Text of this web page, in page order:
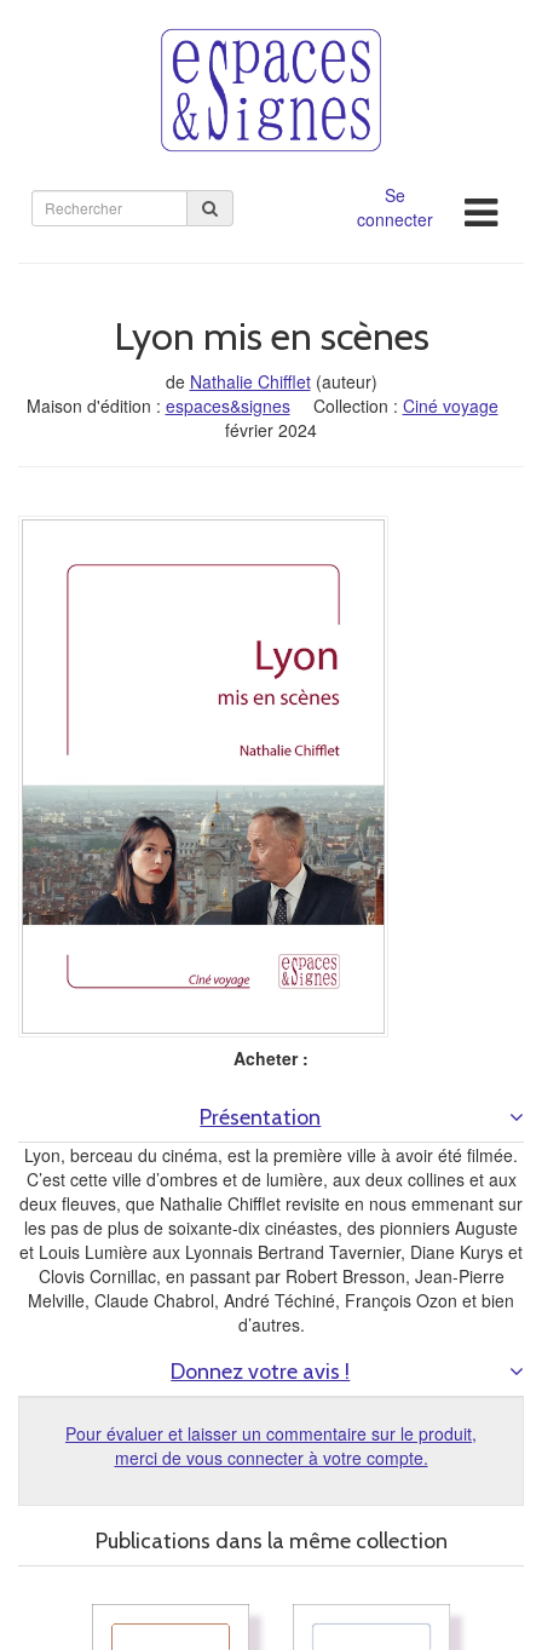
Rechercher
sur
Se
connecter
Lyon mis en scènes
de Nathalie Chifflet(auteur)
Maison d'édition : espaces&signes Collection : Ciné voyage
février 2024
Acheter :
Présentation
Lyon, berceau du cinéma, est la première ville à avoir été filmée.
C’est cette ville d’ombres et de lumière, aux deux collines et aux
deux fleuves, que Nathalie Chifflet revisite en nous emmenant sur
les pas de plus de soixante-dix cinéastes, des pionniers Auguste
et Louis Lumière aux Lyonnais Bertrand Tavernier, Diane Kurys et
Clovis Cornillac, en passant par Robert Bresson, Jean-Pierre
Melville, Claude Chabrol, André Téchiné, François Ozon et bien
d’autres.
Donnez votre avis !
Pour évaluer et laisser un commentaire sur le produit,
merci de vous connecter à votre compte.
Publications dans la même collection